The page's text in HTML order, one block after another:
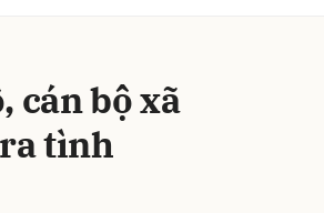
cán bộ xã
tình